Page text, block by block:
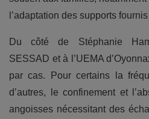
l’adaptation des supports
Du côté de Stéphanie
SESSAD et à l’UEMA
par cas. Pour certains la
d’autres, le confinement et
angoisses nécessitant des